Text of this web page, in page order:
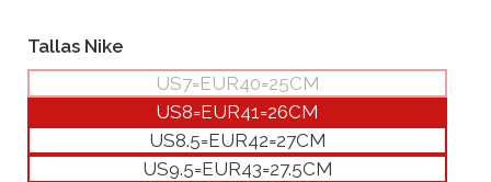
Tallas Nike
US7=EUR40=25CM
US8=EUR41=26CM
US8.5=EUR42=27CM
US9.5=EUR43=27.5CM